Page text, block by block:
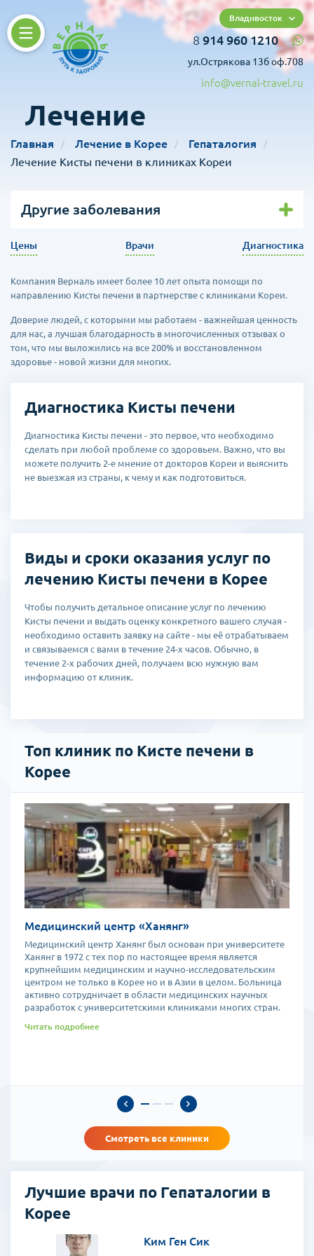
Владивосток
8 914 960 1210
ул.Острякова 13б оф.708
info@vernal-travel.ru
Лечение
Главная Лечение в Корее
Гепаталогия
Лечение Кисты печени в клиниках Кореи
Другие заболевания
Цены Врачи Диагностика
Компания Верналь имеет более 10 лет опыта помощи по
направлению Кисты печени в партнерстве с клиниками Кореи.
Доверие людей, с которыми мы работаем - важнейшая ценность
для нас, а лучшая благодарность в многочисленных отзывах о
том, что мы выложились на все 200% и восстановленном
здоровье - новой жизни для многих.
Диагностика Кисты печени
Диагностика Кисты печени - это первое, что необходимо
сделать при любой проблеме со здоровьем. Важно, что вы
можете получить 2-е мнение от докторов Кореи и выяснить
не выезжая из страны, к чему и как подготовиться.
Виды и сроки оказания услуг по
лечению Кисты печени в Корее
Чтобы получить детальное описание услуг по лечению
Кисты печени и выдать оценку конкретного вашего случая -
необходимо оставить заявку на сайте - мы её отрабатываем
и связываемся с вами в течение 24-х часов. Обычно, в
течение 2-х рабочих дней, получаем всю нужную вам
информацию от клиник.
Топ клиник по Кисте печени в
Корее
Медицинский центр «Ханянг»
Медицинский центр Ханянг был основан при университете
Ханянг в 1972 с тех пор по настоящее время является
крупнейшим медицинским и научно-исследовательским
центром не только в Корее но и в Азии в целом. Больница
активно сотрудничает в области медицинских научных
разработок с университетскими клиниками многих стран.
Читать подробнее
Смотреть все клиники
Лучшие врачи по Гепаталогии в
Корее
Ким Ген Сик